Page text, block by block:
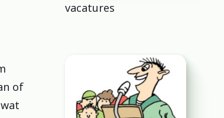
vacatures
of